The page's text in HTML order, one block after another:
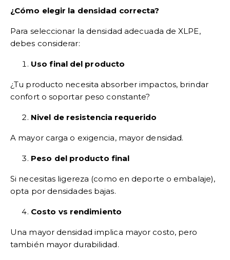
¿Cómo elegir la densidad correcta?
Para seleccionar la densidad adecuada de XLPE,
debes considerar:
Uso final del producto
¿Tu producto necesita absorber impactos, brindar
confort o soportar peso constante?
Nivel de resistencia requerido
A mayor carga o exigencia, mayor densidad.
Peso del producto final
Si necesitas ligereza (como en deporte o embalaje),
opta por densidades bajas.
Costo vs rendimiento
Una mayor densidad implica mayor costo, pero
también mayor durabilidad.